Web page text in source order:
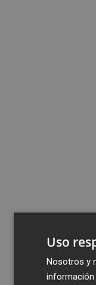
Uso
Nosotros y
información